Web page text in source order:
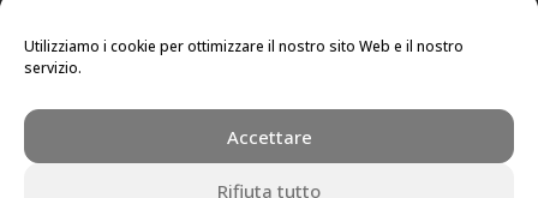
Utilizziamo i cookie per ottimizzare il nostro sito Web e il nostro
servizio.
Accettare
Rifiuta tutto